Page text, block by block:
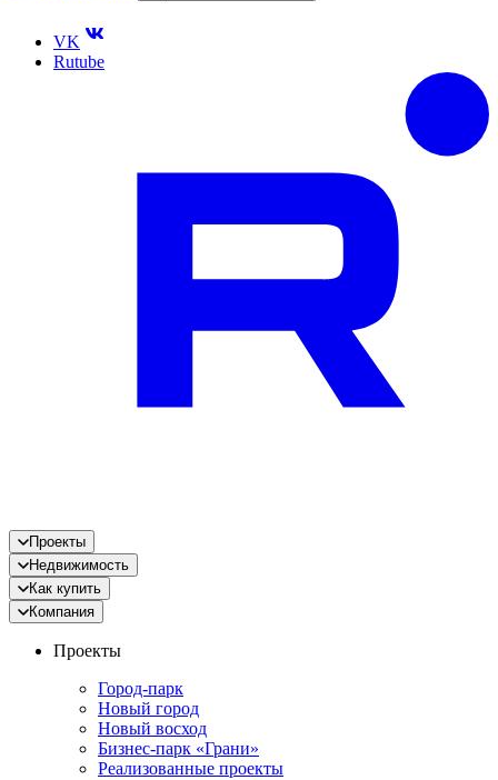
VK
Rutube
Проекты
Недвижимость
Как купить
Компания
Проекты
Город-парк
Новый город
Новый восход
Бизнес-парк «Грани»
Реализованные проекты